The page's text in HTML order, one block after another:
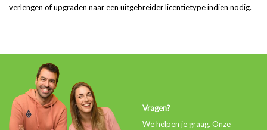
verlengen of upgraden naar een uitgebreider licentietype indien nodig.
Vragen?
We helpen je graag. Onze